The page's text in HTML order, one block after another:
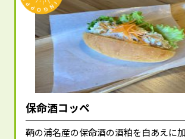
保命酒コッペ
鞆の浦名産の保命酒の酒粕を白あえに